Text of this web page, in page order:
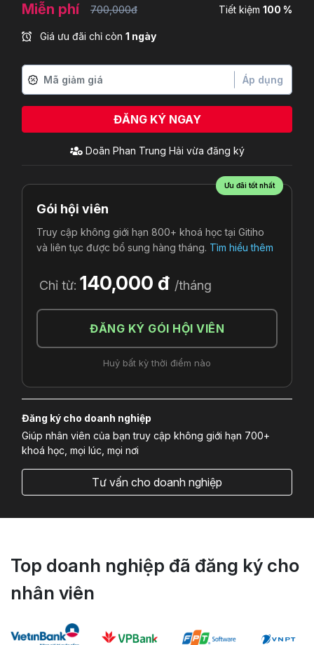
Miễn phí 700,000đ Tiết kiệm 100 %
Giá ưu đãi chỉ còn 1 ngày
Áp dụng
ĐĂNG KÝ NGAY
Doãn Phan Trung Hải vừa đăng ký
Ưu đãi tốt nhất
Gói hội viên
Truy cập không giới hạn 800+ khoá học tại Gitiho
và liên tục được bổ sung hàng tháng. Tìm hiểu thêm
Chỉ từ: 140,000 đ /tháng
ĐĂNG KÝ GÓI HỘI VIÊN
Huỷ bất kỳ thời điểm nào
Đăng ký cho doanh nghiệp
Giúp nhân viên của bạn truy cập không giới hạn 700+
khoá học, mọi lúc, mọi nơi
Tư vấn cho doanh nghiệp
Top doanh nghiệp đã đăng ký cho
nhân viên